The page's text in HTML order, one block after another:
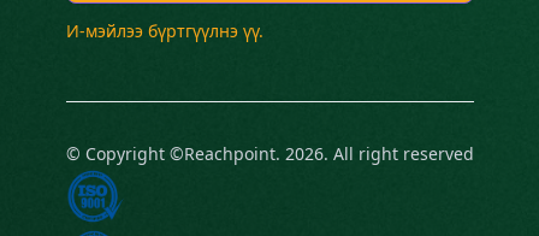
И-мэйлээ бүртгүүлнэ үү.
© Copyright ©Reachpoint. 2026. All right reserved